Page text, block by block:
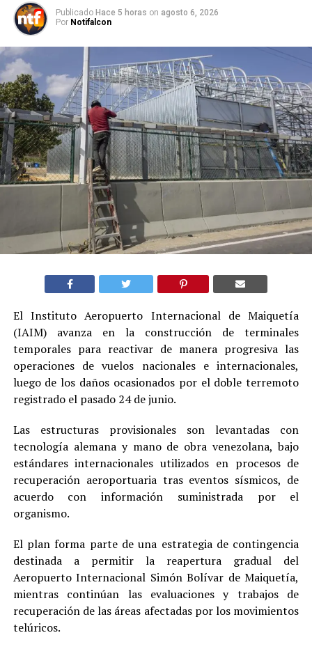
Publicado Hace 5 horas on agosto 6, 2026
Por Notifalcon
El Instituto Aeropuerto Internacional de Maiquetía
(IAIM) avanza en la construcción de terminales
temporales para reactivar de manera progresiva las
operaciones de vuelos nacionales e internacionales,
luego de los daños ocasionados por el doble terremoto
registrado el pasado 24 de junio.
Las estructuras provisionales son levantadas con
tecnología alemana y mano de obra venezolana, bajo
estándares internacionales utilizados en procesos de
recuperación aeroportuaria tras eventos sísmicos, de
acuerdo con información suministrada por el
organismo.
El plan forma parte de una estrategia de contingencia
destinada a permitir la reapertura gradual del
Aeropuerto Internacional Simón Bolívar de Maiquetía,
mientras continúan las evaluaciones y trabajos de
recuperación de las áreas afectadas por los movimientos
telúricos.